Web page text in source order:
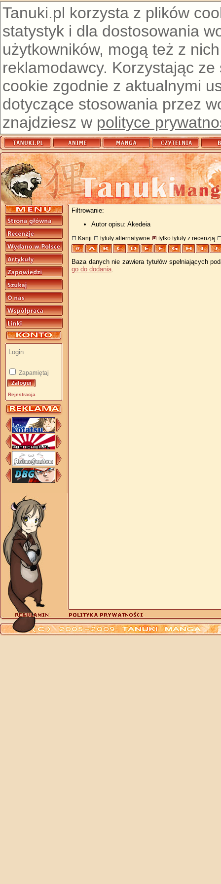
Tanuki.pl korzysta z plików
statystyk i dla dostosowania
użytkowników, mogą też z
reklamodawcy. Korzystając
cookie zgodnie z aktualnymi
dotyczące stosowania przez
znajdziesz w polityce
Zapamiętaj
Rejestracja
Filtrowanie:
Autor opisu: Akedeia
Kanji tytuły alternatywne tylko tytuły z recenzją
Baza danych nie zawiera tytułów spełniających
go do dodania.